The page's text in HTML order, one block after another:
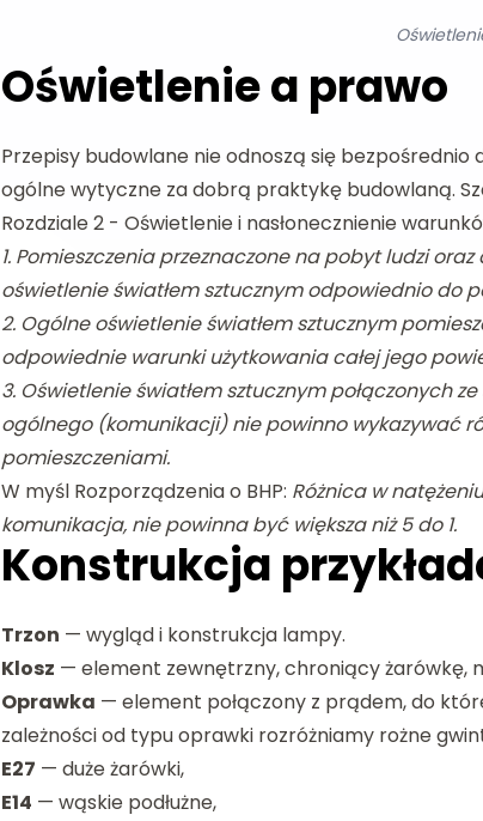
Oświetlenie a prawo
Przepisy budowlane nie odnoszą się
ogólne wytyczne za dobrą praktykę budowlaną.
Rozdziale 2 - Oświetlenie i nasłonecznienie
1. Pomieszczenia przeznaczone na pobyt ludzi
oświetlenie światłem sztucznym odpowiednio do
2. Ogólne oświetlenie światłem sztucznym
odpowiednie warunki użytkowania całej jego
3. Oświetlenie światłem sztucznym połączonych
ogólnego (komunikacji) nie powinno wykazywać
pomieszczeniami.
W myśl Rozporządzenia o BHP: Różnica w
komunikacja, nie powinna być większa niż 5 do 1.
Konstrukcja
Trzon — wygląd i konstrukcja lampy.
Klosz — element zewnętrzny, chroniący żarówkę,
Oprawka — element połączony z prądem, do
zależności od typu oprawki rozróżniamy rożne
E27 — duże żarówki,
E14 — wąskie podłużne,